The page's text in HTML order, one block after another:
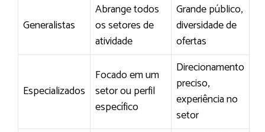
Generalistas
Abrange todos
os setores de
atividade
Grande público,
diversidade de
ofertas
Especializados
Focado em um
setor ou perfil
específico
Direcionamento
preciso,
experiência no
setor